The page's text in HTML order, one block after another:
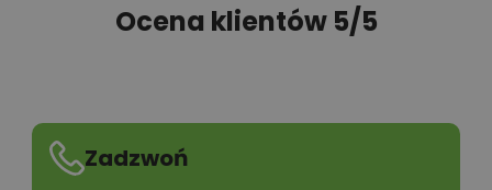
Rekuperacja 450,00 zł
Szambo 450,00 zł
Ocena klientów 5/5
Zadzwoń